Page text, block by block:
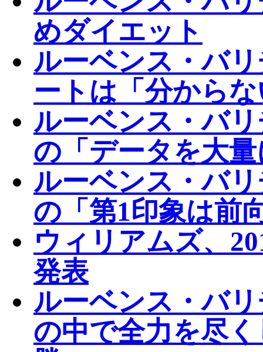
めダイエット
ルーベンス・バ
ートは「分から
ルーベンス・バ
の「データを大
ルーベンス・バ
の「第1印象は前
ウィリアムズ、
発表
ルーベンス・バ
の中で全力を尽